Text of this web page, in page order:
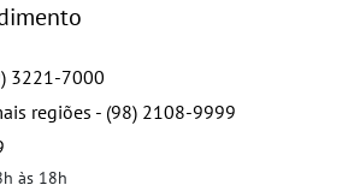
3221-7000
regiões - (98) 2108-9999
às 18h